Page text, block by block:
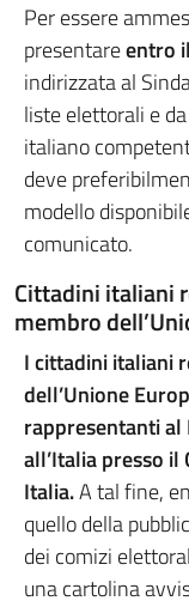
Per essere
presentareentro
indirizzata al
liste elettorali e
italiano
deve
modello
comunicato.
Cittadini italiani
membro
I cittadini italiani
dell’Unione
rappresentanti
all’Italia presso
Italia.A tal fine,
quello della
dei comizi
una cartolina